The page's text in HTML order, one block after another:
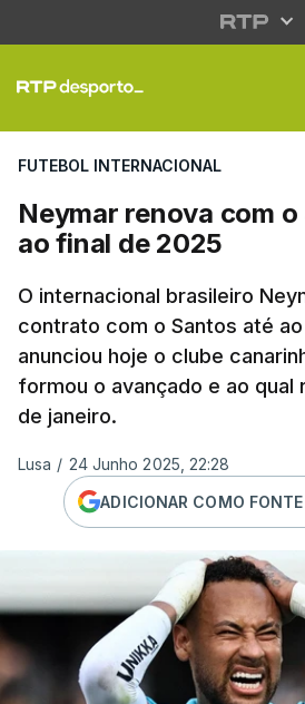
Neymar
FUTEBOL INTERNACIONAL
Neymar renova com
ao final de 2025
O internacional brasileiro
contrato com o Santos até ao
anunciou hoje o clube
formou o avançado e ao qual
de janeiro.
Lusa / 24 Junho 2025, 22:28
ADICIONAR COMO